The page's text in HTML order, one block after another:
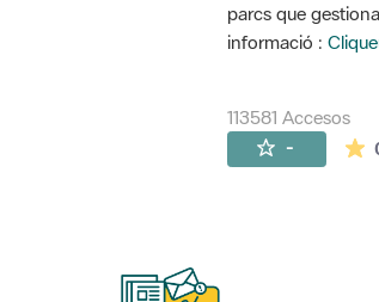
parcs que
informació :
113581 Accesos
-